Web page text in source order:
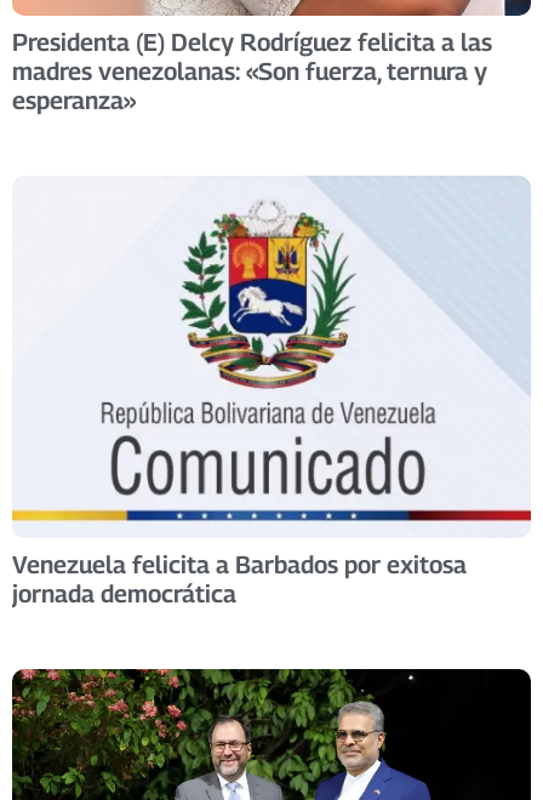
Presidenta (E) Delcy Rodríguez felicita a las
madres venezolanas: «Son fuerza, ternura y
esperanza»
Venezuela felicita a Barbados por exitosa
jornada democrática